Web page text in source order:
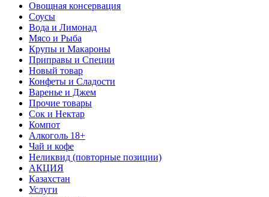
Овощная консервация
Соусы
Вода и Лимонад
Мясо и Рыба
Крупы и Макароны
Приправы и Специи
Новый товар
Конфеты и Сладости
Варенье и Джем
Прочие товары
Сок и Нектар
Компот
Алкоголь 18+
Чай и кофе
Неликвид (повторные позиции)
АКЦИЯ
Казахстан
Услуги